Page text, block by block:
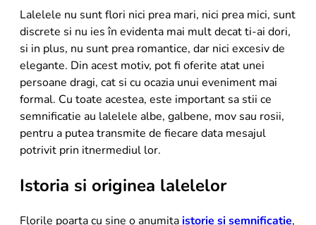
Lalelele nu sunt flori nici prea mari, nici prea mici, sunt
discrete si nu ies în evidenta mai mult decat ti-ai dori,
si in plus, nu sunt prea romantice, dar nici excesiv de
elegante. Din acest motiv, pot fi oferite atat unei
persoane dragi, cat si cu ocazia unui eveniment mai
formal. Cu toate acestea, este important sa stii ce
semnificatie au lalelele albe, galbene, mov sau rosii,
pentru a putea transmite de fiecare data mesajul
potrivit prin itnermediul lor.
Istoria si originea lalelelor
Florile poarta cu sine o anumitaistorie si semnificatie,